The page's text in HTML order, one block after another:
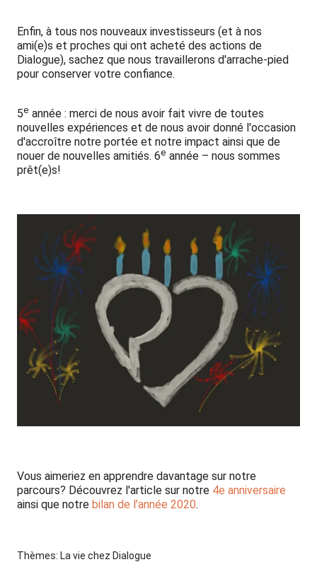
Enfin, à tous nos nouveaux investisseurs (et à nos
ami(e)s et proches qui ont acheté des actions de
Dialogue), sachez que nous travaillerons d'arrache-pied
pour conserver votre confiance.
5e année : merci de nous avoir fait vivre de toutes
nouvelles expériences et de nous avoir donné l'occasion
d'accroître notre portée et notre impact ainsi que de
nouer de nouvelles amitiés. 6e année – nous sommes
prêt(e)s!
Vous aimeriez en apprendre davantage sur notre
parcours? Découvrez l'article sur notre 4e anniversaire
ainsi que notre bilan de l'année 2020.
Thèmes: La vie chez Dialogue